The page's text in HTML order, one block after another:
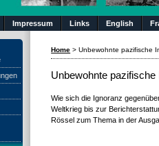
Impressum Links English
Home >Unbewohnte pazifische
Unbewohnte pazifische
Wie sich die Ignoranz
Weltkrieg bis zur
Rössel zum Thema in der